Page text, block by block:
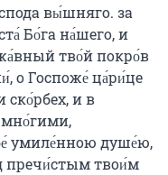
вы́шняго. за
Бо́га на́шего, и
тво́й покро́в
о Госпоже́ ца́ри́це
и в
мно́гими,
умиле́нною душе́ю,
пречи́стым твои́м